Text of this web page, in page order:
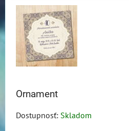
Ornament
Dostupnosť: Skladom